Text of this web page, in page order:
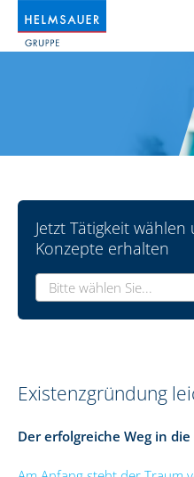
Jetzt Tätigkeit
Konzepte erhalten
Bitte wählen Sie...
Existenzgründung
Der erfolgreiche Weg in